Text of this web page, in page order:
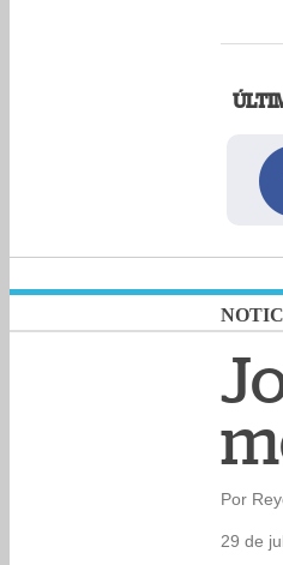
Por
29 de